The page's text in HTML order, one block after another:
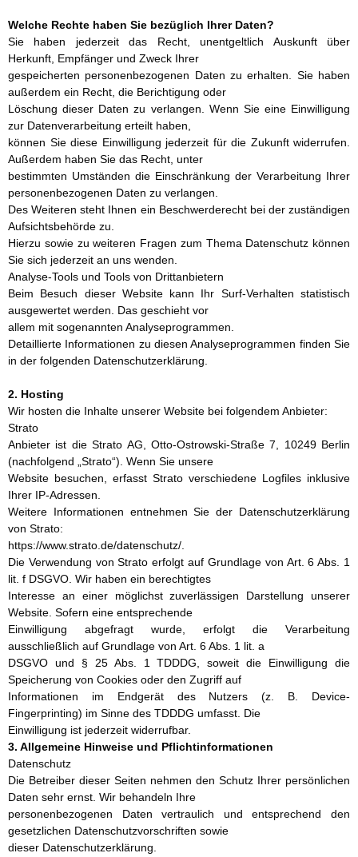
Welche Rechte haben Sie bezüglich Ihrer Daten?
Sie haben jederzeit das Recht, unentgeltlich Auskunft über
Herkunft, Empfänger und Zweck Ihrer
gespeicherten personenbezogenen Daten zu erhalten. Sie haben
außerdem ein Recht, die Berichtigung oder
Löschung dieser Daten zu verlangen. Wenn Sie eine Einwilligung
zur Datenverarbeitung erteilt haben,
können Sie diese Einwilligung jederzeit für die Zukunft widerrufen.
Außerdem haben Sie das Recht, unter
bestimmten Umständen die Einschränkung der Verarbeitung Ihrer
personenbezogenen Daten zu verlangen.
Des Weiteren steht Ihnen ein Beschwerderecht bei der zuständigen
Aufsichtsbehörde zu.
Hierzu sowie zu weiteren Fragen zum Thema Datenschutz können
Sie sich jederzeit an uns wenden.
Analyse-Tools und Tools von Drittanbietern
Beim Besuch dieser Website kann Ihr Surf-Verhalten statistisch
ausgewertet werden. Das geschieht vor
allem mit sogenannten Analyseprogrammen.
Detaillierte Informationen zu diesen Analyseprogrammen finden Sie
in der folgenden Datenschutzerklärung.
2. Hosting
Wir hosten die Inhalte unserer Website bei folgendem Anbieter:
Strato
Anbieter ist die Strato AG, Otto-Ostrowski-Straße 7, 10249 Berlin
(nachfolgend „Strato“). Wenn Sie unsere
Website besuchen, erfasst Strato verschiedene Logfiles inklusive
Ihrer IP-Adressen.
Weitere Informationen entnehmen Sie der Datenschutzerklärung
von Strato:
https://www.strato.de/datenschutz/.
Die Verwendung von Strato erfolgt auf Grundlage von Art. 6 Abs. 1
lit. f DSGVO. Wir haben ein berechtigtes
Interesse an einer möglichst zuverlässigen Darstellung unserer
Website. Sofern eine entsprechende
Einwilligung abgefragt wurde, erfolgt die Verarbeitung
ausschließlich auf Grundlage von Art. 6 Abs. 1 lit. a
DSGVO und § 25 Abs. 1 TDDDG, soweit die Einwilligung die
Speicherung von Cookies oder den Zugriff auf
Informationen im Endgerät des Nutzers (z. B. Device-
Fingerprinting) im Sinne des TDDDG umfasst. Die
Einwilligung ist jederzeit widerrufbar.
3. Allgemeine Hinweise und Pflichtinformationen
Datenschutz
Die Betreiber dieser Seiten nehmen den Schutz Ihrer persönlichen
Daten sehr ernst. Wir behandeln Ihre
personenbezogenen Daten vertraulich und entsprechend den
gesetzlichen Datenschutzvorschriften sowie
dieser Datenschutzerklärung.